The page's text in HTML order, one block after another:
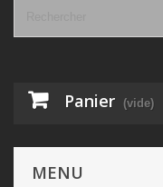
Panier (vide)
MENU